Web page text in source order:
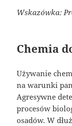
Wskazówka:
Chemia
Używanie
na warunki
Agresywne
procesów
osadów. W